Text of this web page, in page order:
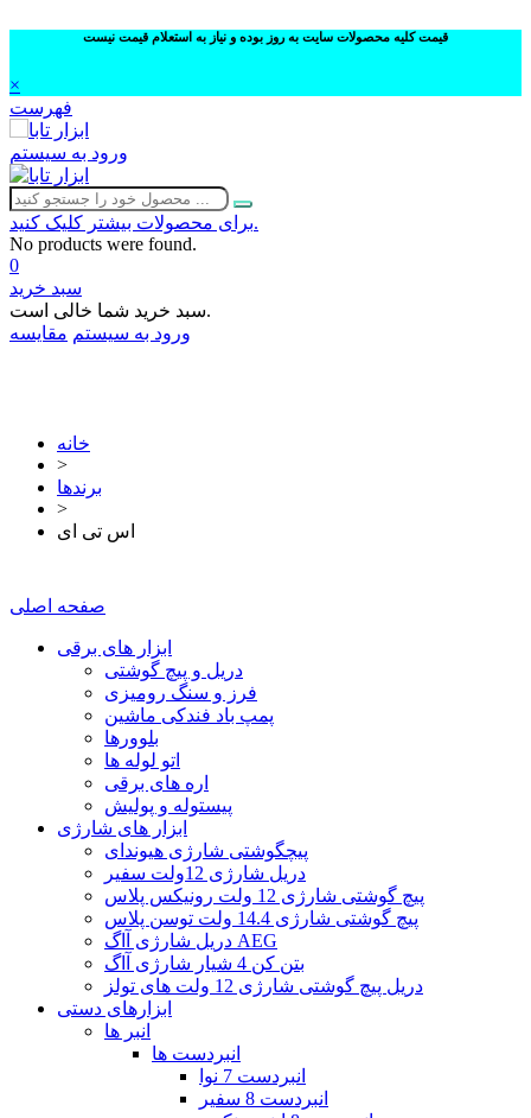
قیمت کلیه محصولات سایت به روز بوده و نیاز به استعلام قیمت نیست
×
فهرست
ورود به سیستم
برای محصولات بیشتر کلیک کنید.
No products were found.
0
سبد خرید
سبد خرید شما خالی است.
ورود به سیستم مقایسه
خانه
>
برندها
>
اس تی ای
صفحه اصلی
ابزار های برقی
دریل و پیچ گوشتی
فرز و سنگ رومیزی
پمپ باد فندکی ماشین
بلوورها
اتو لوله ها
اره های برقی
پیستوله و پولیش
ابزار های شارژی
پیچگوشتی شارژی هیوندای
دريل شارژی 12ولت سفیر
پیچ گوشتی شارژی 12 ولت رونیکس پلاس
پیچ گوشتی شارژی 14.4 ولت توسن پلاس
دریل شارژی آاگ AEG
بتن کن 4 شیار شارژی آاگ
دریل پیچ گوشتی شارژی 12 ولت های تولز
ابزارهای دستی
انبر ها
انبردست ها
انبردست 7 نوا
انبردست 8 سفیر